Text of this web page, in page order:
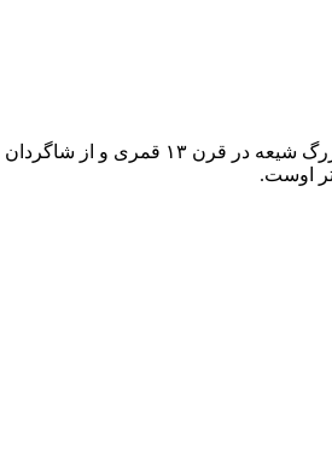
شیعه در قرن ۱۳ قمری و از شاگردان